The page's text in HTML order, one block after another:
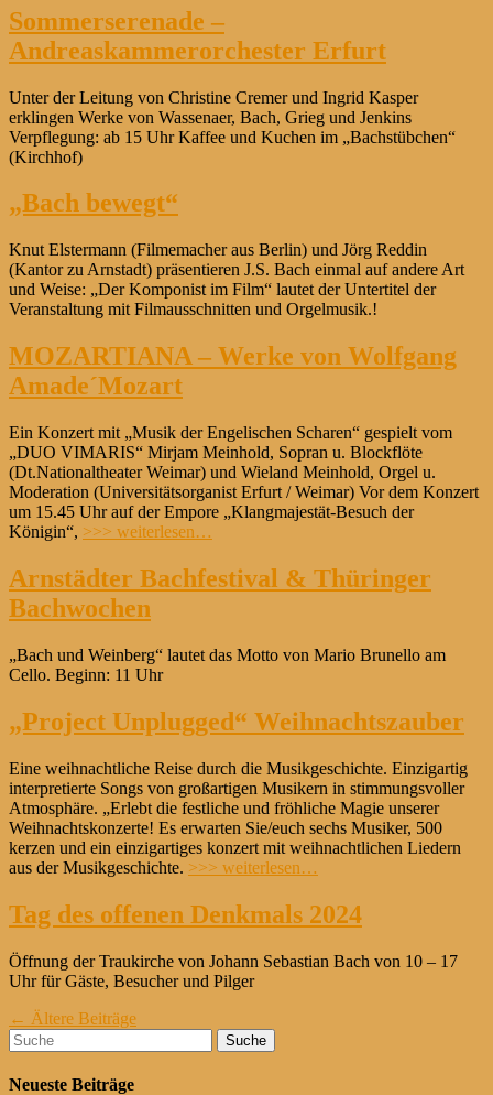
Sommerserenade –
Andreaskammerorchester Erfurt
Unter der Leitung von Christine Cremer und Ingrid Kasper
erklingen Werke von Wassenaer, Bach, Grieg und Jenkins
Verpflegung: ab 15 Uhr Kaffee und Kuchen im „Bachstübchen“
(Kirchhof)
„Bach bewegt“
Knut Elstermann (Filmemacher aus Berlin) und Jörg Reddin
(Kantor zu Arnstadt) präsentieren J.S. Bach einmal auf andere Art
und Weise: „Der Komponist im Film“ lautet der Untertitel der
Veranstaltung mit Filmausschnitten und Orgelmusik.!
MOZARTIANA – Werke von Wolfgang
Amade´Mozart
Ein Konzert mit „Musik der Engelischen Scharen“ gespielt vom
„DUO VIMARIS“ Mirjam Meinhold, Sopran u. Blockflöte
(Dt.Nationaltheater Weimar) und Wieland Meinhold, Orgel u.
Moderation (Universitätsorganist Erfurt / Weimar) Vor dem Konzert
um 15.45 Uhr auf der Empore „Klangmajestät-Besuch der
Königin“, >>> weiterlesen…
Arnstädter Bachfestival & Thüringer
Bachwochen
„Bach und Weinberg“ lautet das Motto von Mario Brunello am
Cello. Beginn: 11 Uhr
„Project Unplugged“ Weihnachtszauber
Eine weihnachtliche Reise durch die Musikgeschichte. Einzigartig
interpretierte Songs von großartigen Musikern in stimmungsvoller
Atmosphäre. „Erlebt die festliche und fröhliche Magie unserer
Weihnachtskonzerte! Es erwarten Sie/euch sechs Musiker, 500
kerzen und ein einzigartiges konzert mit weihnachtlichen Liedern
aus der Musikgeschichte. >>> weiterlesen…
Tag des offenen Denkmals 2024
Öffnung der Traukirche von Johann Sebastian Bach von 10 – 17
Uhr für Gäste, Besucher und Pilger
Beitrags-
Navigation
← Ältere Beiträge
Suche
nach:
Neueste Beiträge